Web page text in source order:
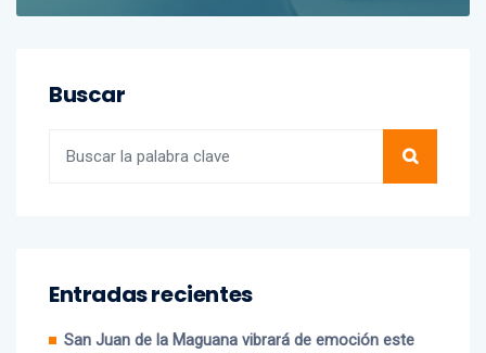
Buscar
Entradas recientes
San Juan de la Maguana vibrará de emoción este